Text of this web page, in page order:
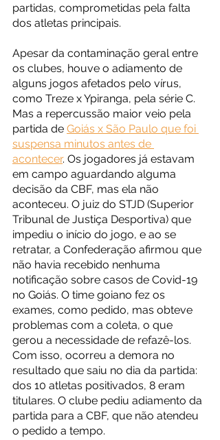
partidas, comprometidas pela falta
dos atletas principais.
Apesar da contaminação geral entre
os clubes, houve o adiamento de
alguns jogos afetados pelo vírus,
como Treze x Ypiranga, pela série C.
Mas a repercussão maior veio pela
partida de Goiás x São Paulo que foi
suspensa minutos antes de
acontecer. Os jogadores já estavam
em campo aguardando alguma
decisão da CBF, mas ela não
aconteceu. O juiz do STJD (Superior
Tribunal de Justiça Desportiva) que
impediu o início do jogo, e ao se
retratar, a Confederação afirmou que
não havia recebido nenhuma
notificação sobre casos de Covid-19
no Goiás. O time goiano fez os
exames, como pedido, mas obteve
problemas com a coleta, o que
gerou a necessidade de refazê-los.
Com isso, ocorreu a demora no
resultado que saiu no dia da partida:
dos 10 atletas positivados, 8 eram
titulares. O clube pediu adiamento da
partida para a CBF, que não atendeu
o pedido a tempo.